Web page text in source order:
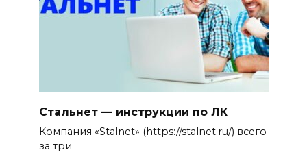
Стальнет — инструкции по ЛК
Компания «Stalnet» (https://stalnet.ru/) всего
за три